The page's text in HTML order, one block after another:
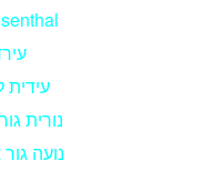
עידית
נורית
נועה